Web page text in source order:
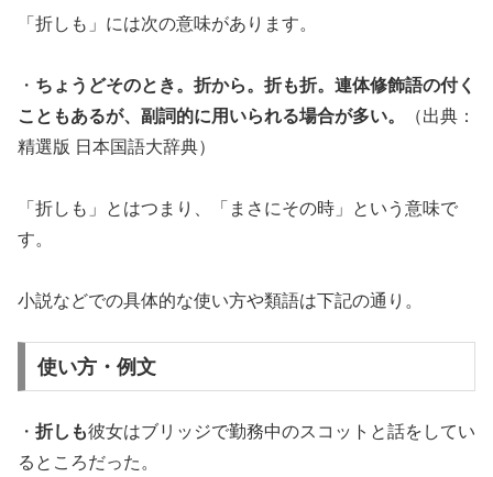
「折しも」には次の意味があります。
・ ちょうどそのとき。折から。折も折。連体修飾語の付く
こともあるが、副詞的に用いられる場合が多い。
（出典：
精選版 日本国語大辞典）
「折しも」とはつまり、「まさにその時」という意味で
す。
小説などでの具体的な使い方や類語は下記の通り。
使い方・例文
・ 折しも彼女はブリッジで勤務中のスコットと話をしてい
るところだった。